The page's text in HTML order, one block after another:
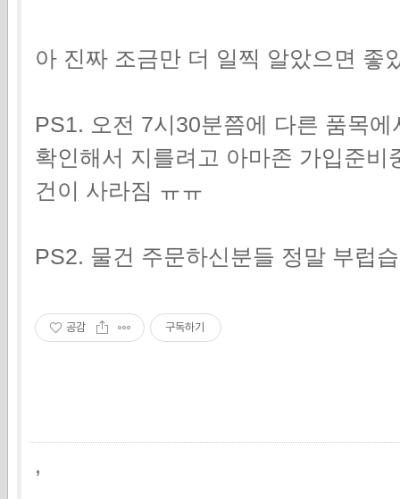
아 진짜 조금만 더 일찍 알았으면 좋
PS1. 오전 7시30분쯤에 다른 품목
확인해서 지를려고 아마존 가입준
건이 사라짐 ㅠㅠ
PS2. 물건 주문하신분들 정말 부럽
공감 구독하기
,